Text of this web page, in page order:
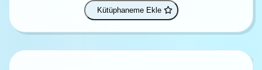
Kütüphaneme Ekle